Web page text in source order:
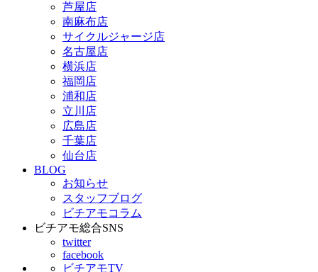
芦屋店
南麻布店
サイクルジャージ店
名古屋店
横浜店
福岡店
浦和店
立川店
広島店
千葉店
仙台店
BLOG
お知らせ
スタッフブログ
ビチアモコラム
ビチアモ総合SNS
twitter
facebook
ビチアモTV